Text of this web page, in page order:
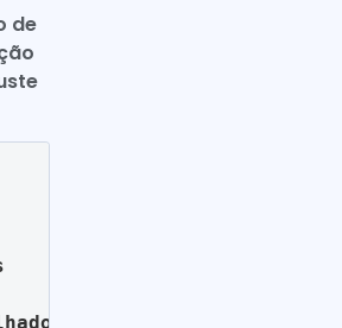
de
arquivos